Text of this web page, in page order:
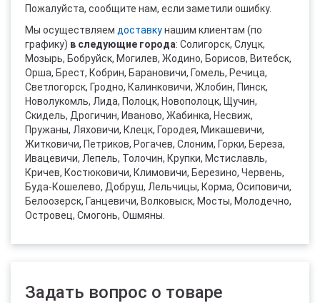
Пожалуйста, сообщите нам, если заметили ошибку.
Мы осуществляем доставкунашим клиентам (по
графику) в следующие города: Солигорск, Слуцк,
Мозырь, Бобруйск, Могилев, Жодино, Борисов, Витебск,
Орша, Брест, Кобрин, Барановичи, Гомель, Речица,
Светлогорск, Гродно, Калинковичи, Жлобин, Пинск,
Новолукомль, Лида, Полоцк, Новополоцк, Щучин,
Скидель, Дрогичин, Иваново, Жабинка, Несвиж,
Пружаны, Ляховичи, Клецк, Городея, Микашевичи,
Житковичи, Петриков, Рогачев, Слоним, Горки, Береза,
Ивацевичи, Лепель, Толочин, Крупки, Мстиславль,
Кричев, Костюковичи, Климовичи, Березино, Червень,
Буда-Кошелево, Добруш, Лельчицы, Корма, Осиповичи,
Белоозерск, Ганцевичи, Волковыск, Мосты, Молодечно,
Островец, Смогонь, Ошмяны.
Задать вопрос о товаре